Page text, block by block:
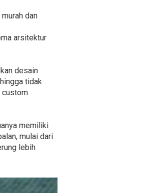
dan
arsitektur
desain
tidak
custom
memiliki
mulai dari
lebih